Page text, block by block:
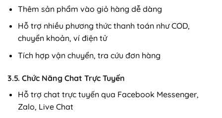
Thêm sản phẩm vào giỏ hàng dễ dàng
Hỗ trợ nhiều phương thức thanh toán như COD,
chuyển khoản, ví điện tử
Tích hợp vận chuyển, tra cứu đơn hàng
3.5. Chức Năng Chat Trực Tuyến
Hỗ trợ chat trực tuyến qua Facebook Messenger,
Zalo, Live Chat